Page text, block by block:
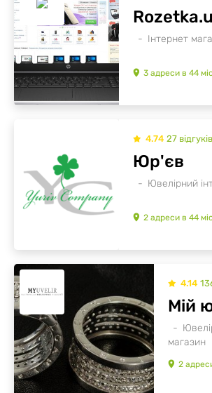
Інтернет
3 адреси в 44
4.74 27 відгуків
Ювелірний
Юр'єв
2 адреси в 44
4.14
магазин
Мій
2